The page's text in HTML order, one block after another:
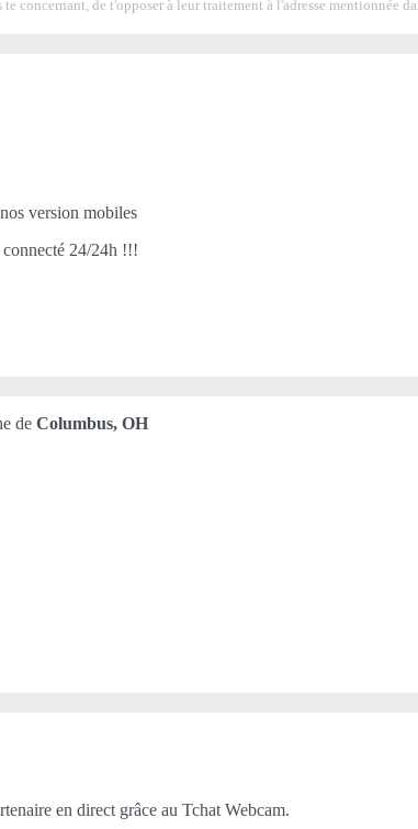
concernant, de t'opposer à leur traitement à l'adresse mentionnée
version mobiles
24/24h !!!
de Columbus, OH
en direct grâce au Tchat Webcam.